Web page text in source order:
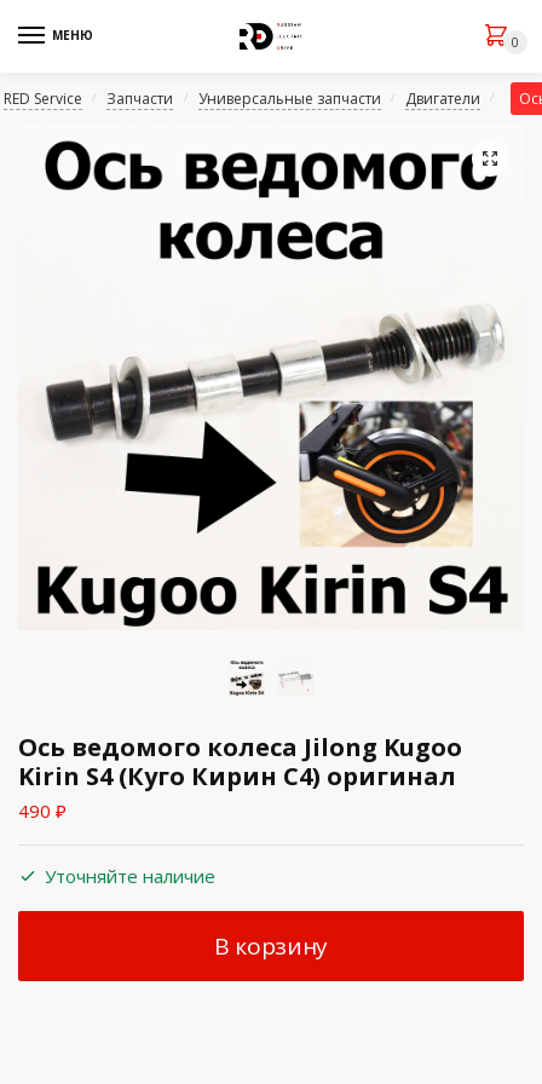
МЕНЮ 0
RED Service / Запчасти / Универсальные запчасти / Двигатели /
🔍
Ось ведомого колеса Jilong Kugoo
Kirin S4 (Куго Кирин С4) оригинал
490 ₽
Уточняйте наличие
В корзину